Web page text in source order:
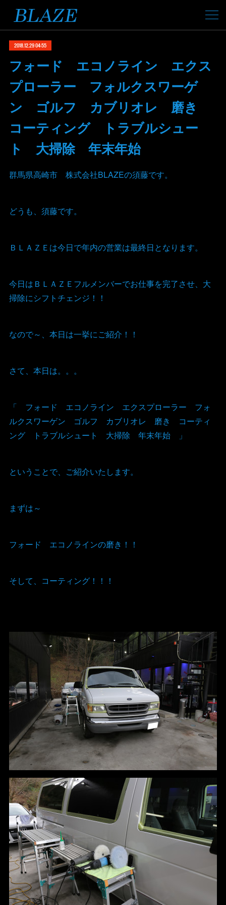
2018.12.29 04:55
フォード エコノライン エクス
プローラー フォルクスワーゲ
ン ゴルフ カブリオレ 磨き
コーティング トラブルシュー
ト 大掃除 年末年始
群馬県高崎市 株式会社BLAZEの須藤です。
どうも、須藤です。
ＢＬＡＺＥは今日で年内の営業は最終日となります。
今日はＢＬＡＺＥフルメンバーでお仕事を完了させ、大
掃除にシフトチェンジ！！
なので～、本日は一挙にご紹介！！
さて、本日は。。。
「 フォード エコノライン エクスプローラー フォ
ルクスワーゲン ゴルフ カブリオレ 磨き コーティ
ング トラブルシュート 大掃除 年末年始 」
ということで、ご紹介いたします。
まずは～
フォード エコノラインの磨き！！
そして、コーティング！！！